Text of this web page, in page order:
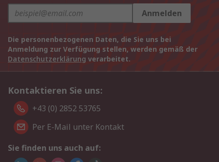
Anmelden
Die personenbezogenen Daten, die Sie uns bei
Anmeldung zur Verfügung stellen, werden gemäß der
Datenschutzerklärung verarbeitet.
Kontaktieren Sie uns:
+43 (0) 2852 53765
Per E-Mail unter Kontakt
Sie finden uns auch auf: